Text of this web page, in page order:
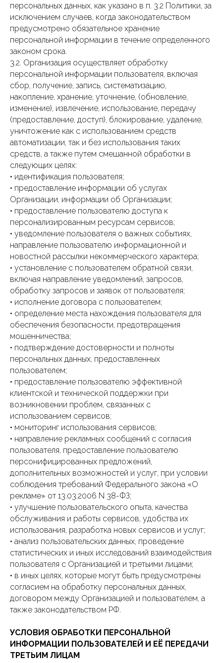
персональных данных, как указано в п. 3.2 Политики, за
исключением случаев, когда законодательством
предусмотрено обязательное хранение
персональной информации в течение определенного
законом срока.
3.2. Организация осуществляет обработку
персональной информации пользователя, включая
сбор, получение, запись, систематизацию,
накопление, хранение, уточнение, (обновление,
изменение), извлечение, использование, передачу
(предоставление, доступ), блокирование, удаление,
уничтожение как с использованием средств
автоматизации, так и без использования таких
средств, а также путем смешанной обработки в
следующих целях:
• идентификация пользователя;
• предоставление информации об услугах
Организации, информации об Организации;
• предоставление пользователю доступа к
персонализированным ресурсам сервисов;
• уведомление пользователя о важных событиях,
направление пользователю информационной и
новостной рассылки некоммерческого характера;
• установление с пользователем обратной связи,
включая направление уведомлений, запросов,
обработку запросов и заявок от пользователя;
• исполнение договора с пользователем;
• определение места нахождения пользователя для
обеспечения безопасности, предотвращения
мошенничества;
• подтверждение достоверности и полноты
персональных данных, предоставленных
пользователем;
• предоставление пользователю эффективной
клиентской и технической поддержки при
возникновении проблем, связанных с
использованием сервисов;
• мониторинг использования сервисов;
• направление рекламных сообщений с согласия
пользователя, предоставление пользователю
персонифицированных предложений,
дополнительных возможностей и услуг, при условии
соблюдения требований Федерального закона «О
рекламе» от 13.03.2006 N 38-ФЗ;
• улучшение пользовательского опыта, качества
обслуживания и работы сервисов, удобства их
использования, разработка новых сервисов и услуг;
• анализ пользовательских данных, проведение
статистических и иных исследований взаимодействия
пользователя с Организацией и третьими лицами;
• в иных целях, которые могут быть предусмотрены
согласием на обработку персональных данных,
договором между Организацией и пользователем, а
также законодательством РФ.
УСЛОВИЯ ОБРАБОТКИ ПЕРСОНАЛЬНОЙ
ИНФОРМАЦИИ ПОЛЬЗОВАТЕЛЕЙ И ЕЁ ПЕРЕДАЧИ
ТРЕТЬИМ ЛИЦАМ